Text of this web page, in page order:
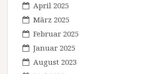
April 2025
März 2025
Februar 2025
Januar 2025
August 2023